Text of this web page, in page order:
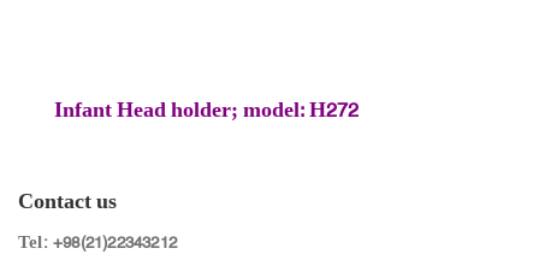
Infant Head holder; model: H272
Contact us
Tel: +98(21)22343212